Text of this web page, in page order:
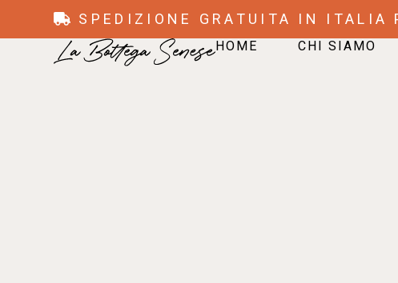
SPEDIZIONE GRATUITA IN ITALIA
HOME CHI SIAMO